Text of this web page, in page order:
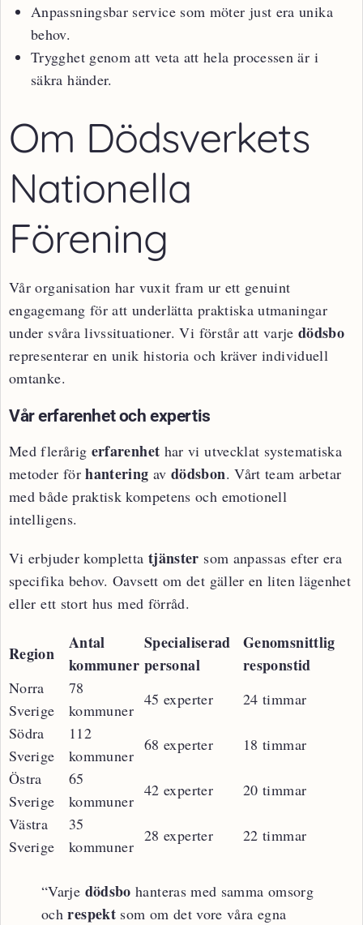
Anpassningsbar service som möter just era unika
behov.
Trygghet genom att veta att hela processen är i
säkra händer.
Om Dödsverkets
Nationella
Förening
Vår organisation har vuxit fram ur ett genuint
engagemang för att underlätta praktiska utmaningar
under svåra livssituationer. Vi förstår att varje dödsbo
representerar en unik historia och kräver individuell
omtanke.
Vår erfarenhet och expertis
Med flerårig erfarenhet har vi utvecklat systematiska
metoder förhantering avdödsbon. Vårt team arbetar
med både praktisk kompetens och emotionell
intelligens.
Vi erbjuder kompletta tjänster som anpassas efter era
specifika behov. Oavsett om det gäller en liten lägenhet
eller ett stort hus med förråd.
Region
Antal
kommuner
Specialiserad
personal
Genomsnittlig
responstid
Norra
Sverige
78
kommuner
45 experter
24 timmar
Södra
Sverige
112
kommuner
68 experter
18 timmar
Östra
Sverige
65
kommuner
42 experter
20 timmar
Västra
Sverige
35
kommuner
28 experter 22 timmar
“Varje dödsbo hanteras med samma omsorg
ochrespektsom om det vore våra egna